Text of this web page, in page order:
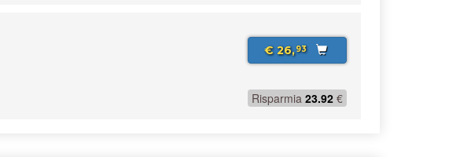
€ 26,93
Risparmia 23.92 €